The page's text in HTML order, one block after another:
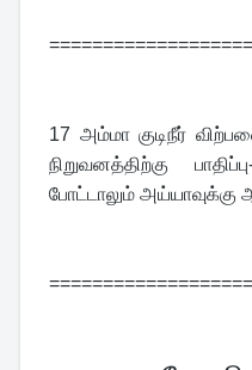
17 அம்மா குடிநீர்
நிறுவனத்திற்கு
போட்டாலும் அய்யாவுக்கு